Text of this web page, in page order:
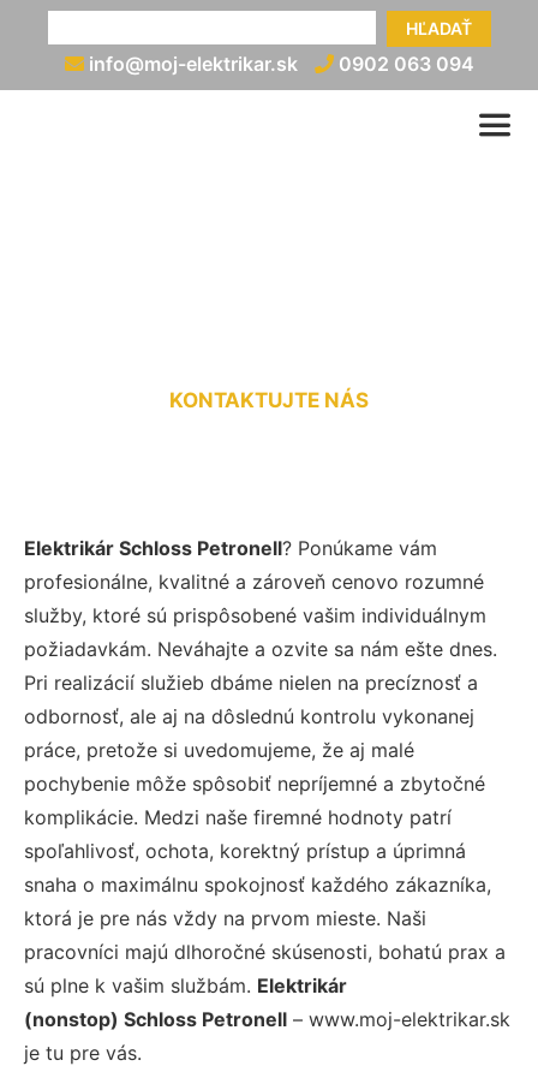
HĽADAŤ
info@moj-elektrikar.sk 0902 063 094
KONTAKTUJTE NÁS
Elektrikár Schloss Petronell? Ponúkame vám
profesionálne, kvalitné a zároveň cenovo rozumné
služby, ktoré sú prispôsobené vašim individuálnym
požiadavkám. Neváhajte a ozvite sa nám ešte dnes.
Pri realizácií služieb dbáme nielen na precíznosť a
odbornosť, ale aj na dôslednú kontrolu vykonanej
práce, pretože si uvedomujeme, že aj malé
pochybenie môže spôsobiť nepríjemné a zbytočné
komplikácie. Medzi naše firemné hodnoty patrí
spoľahlivosť, ochota, korektný prístup a úprimná
snaha o maximálnu spokojnosť každého zákazníka,
ktorá je pre nás vždy na prvom mieste. Naši
pracovníci majú dlhoročné skúsenosti, bohatú prax a
sú plne k vašim službám. Elektrikár
(nonstop) Schloss Petronell – www.moj-elektrikar.sk
je tu pre vás.